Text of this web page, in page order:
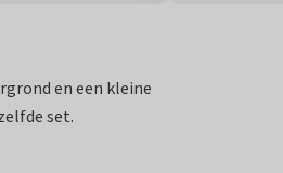
en een kleine
set.